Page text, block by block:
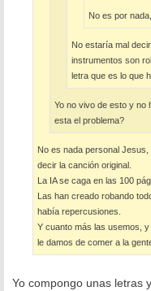
No es por
No estaría mal
instrumentos son
letra que es lo que
Yo no vivo de esto y no
esta el problema?
No es nada personal
decir la canción original.
La IA se caga en las 100
Las han creado robando
había repercusiones.
Y cuanto más las usemos,
le damos de comer a la
Yo compongo unas letras